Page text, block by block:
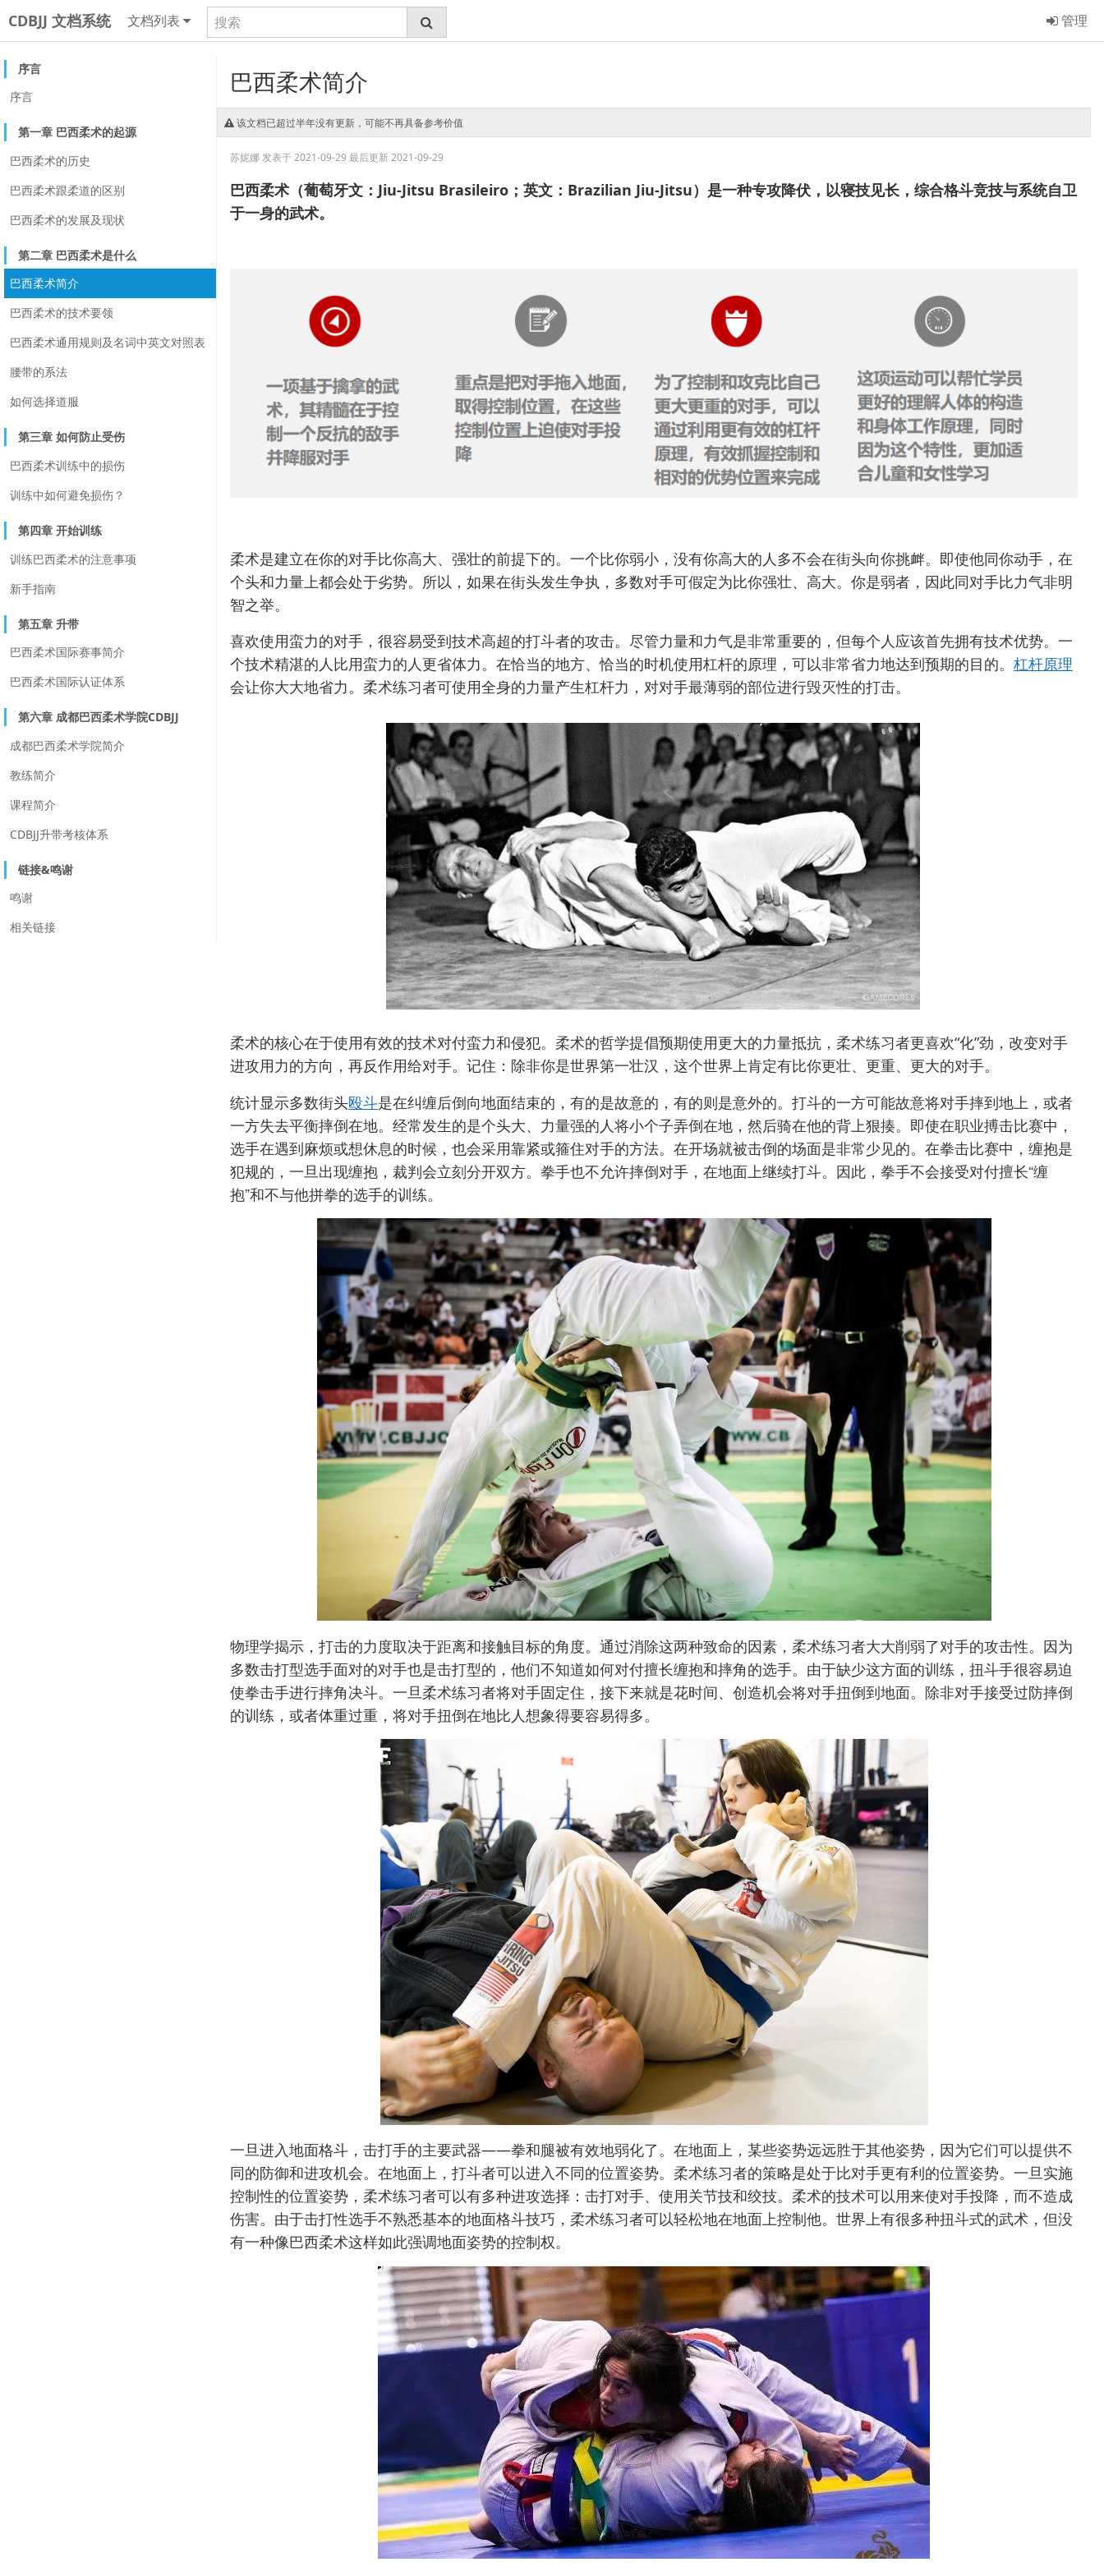
CDBJJ 文档系统 文档列表 管理
序言
序言
第一章 巴西柔术的起源
巴西柔术的历史
巴西柔术跟柔道的区别
巴西柔术的发展及现状
第二章 巴西柔术是什么
巴西柔术简介
巴西柔术的技术要领
巴西柔术通用规则及名词中英文对照表
腰带的系法
如何选择道服
第三章 如何防止受伤
巴西柔术训练中的损伤
训练中如何避免损伤？
第四章 开始训练
训练巴西柔术的注意事项
新手指南
第五章 升带
巴西柔术国际赛事简介
巴西柔术国际认证体系
第六章 成都巴西柔术学院CDBJJ
成都巴西柔术学院简介
教练简介
课程简介
CDBJJ升带考核体系
链接&鸣谢
鸣谢
相关链接
巴西柔术简介
该文档已超过半年没有更新，可能不再具备参考价值
苏妮娜发表于 2021-09-29 最后更新 2021-09-29
巴西柔术（葡萄牙文：Jiu-Jitsu Brasileiro；英文：Brazilian Jiu-Jitsu）是一种专攻降伏，以寝技见长，综合格斗竞技与系统自卫
于一身的武术。
柔术是建立在你的对手比你高大、强壮的前提下的。一个比你弱小，没有你高大的人多不会在街头向你挑衅。即使他同你动手，在
个头和力量上都会处于劣势。所以，如果在街头发生争执，多数对手可假定为比你强壮、高大。你是弱者，因此同对手比力气非明
智之举。
喜欢使用蛮力的对手，很容易受到技术高超的打斗者的攻击。尽管力量和力气是非常重要的，但每个人应该首先拥有技术优势。一
个技术精湛的人比用蛮力的人更省体力。在恰当的地方、恰当的时机使用杠杆的原理，可以非常省力地达到预期的目的。 杠杆原理
会让你大大地省力。柔术练习者可使用全身的力量产生杠杆力，对对手最薄弱的部位进行毁灭性的打击。
柔术的核心在于使用有效的技术对付蛮力和侵犯。柔术的哲学提倡预期使用更大的力量抵抗，柔术练习者更喜欢“化”劲，改变对手
进攻用力的方向，再反作用给对手。记住：除非你是世界第一壮汉，这个世界上肯定有比你更壮、更重、更大的对手。
统计显示多数街头殴斗是在纠缠后倒向地面结束的，有的是故意的，有的则是意外的。打斗的一方可能故意将对手摔到地上，或者
一方失去平衡摔倒在地。经常发生的是个头大、力量强的人将小个子弄倒在地，然后骑在他的背上狠揍。即使在职业搏击比赛中，
选手在遇到麻烦或想休息的时候，也会采用靠紧或箍住对手的方法。在开场就被击倒的场面是非常少见的。在拳击比赛中，缠抱是
犯规的，一旦出现缠抱，裁判会立刻分开双方。拳手也不允许摔倒对手，在地面上继续打斗。因此，拳手不会接受对付擅长“缠
抱”和不与他拼拳的选手的训练。
物理学揭示，打击的力度取决于距离和接触目标的角度。通过消除这两种致命的因素，柔术练习者大大削弱了对手的攻击性。因为
多数击打型选手面对的对手也是击打型的，他们不知道如何对付擅长缠抱和摔角的选手。由于缺少这方面的训练，扭斗手很容易迫
使拳击手进行摔角决斗。一旦柔术练习者将对手固定住，接下来就是花时间、创造机会将对手扭倒到地面。除非对手接受过防摔倒
的训练，或者体重过重，将对手扭倒在地比人想象得要容易得多。
一旦进入地面格斗，击打手的主要武器——拳和腿被有效地弱化了。在地面上，某些姿势远远胜于其他姿势，因为它们可以提供不
同的防御和进攻机会。在地面上，打斗者可以进入不同的位置姿势。柔术练习者的策略是处于比对手更有利的位置姿势。一旦实施
控制性的位置姿势，柔术练习者可以有多种进攻选择：击打对手、使用关节技和绞技。柔术的技术可以用来使对手投降，而不造成
伤害。由于击打性选手不熟悉基本的地面格斗技巧，柔术练习者可以轻松地在地面上控制他。世界上有很多种扭斗式的武术，但没
有一种像巴西柔术这样如此强调地面姿势的控制权。